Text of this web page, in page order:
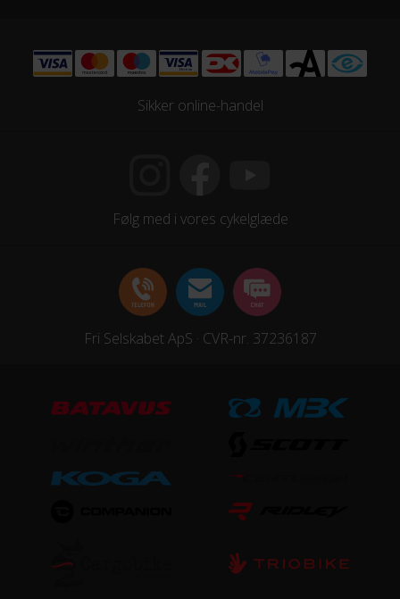
Sikker online-handel
Følg med i vores cykelglæde
Fri Selskabet ApS · CVR-nr. 37236187